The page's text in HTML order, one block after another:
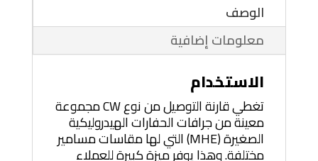
الوصف
معلومات إضافية
الاستخدام
تغطي قارنة التوصيل من نوع CW مجموعة
معينة من جرافات الحفارات الهيدروليكية
الصغيرة (MHE) التي لها مقاسات مسامير
مختلفة. وهذا يوفر ميزة كبيرة للعملاء